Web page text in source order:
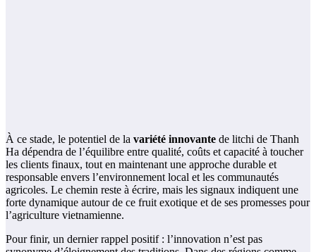
À ce stade, le potentiel de la variété innovante de litchi de Thanh
Ha dépendra de l’équilibre entre qualité, coûts et capacité à toucher
les clients finaux, tout en maintenant une approche durable et
responsable envers l’environnement local et les communautés
agricoles. Le chemin reste à écrire, mais les signaux indiquent une
forte dynamique autour de ce fruit exotique et de ses promesses pour
l’agriculture vietnamienne.
Pour finir, un dernier rappel positif : l’innovation n’est pas